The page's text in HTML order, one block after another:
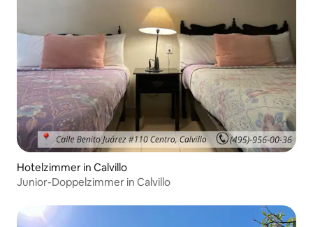
Hotelzimmer in Calvillo
Junior-Doppelzimmer in Calvillo